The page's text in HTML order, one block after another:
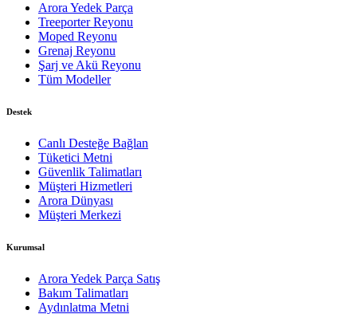
Arora Yedek Parça
Treeporter Reyonu
Moped Reyonu
Grenaj Reyonu
Şarj ve Akü Reyonu
Tüm Modeller
Destek
Canlı Desteğe Bağlan
Tüketici Metni
Güvenlik Talimatları
Müşteri Hizmetleri
Arora Dünyası
Müşteri Merkezi
Kurumsal
Arora Yedek Parça Satış
Bakım Talimatları
Aydınlatma Metni